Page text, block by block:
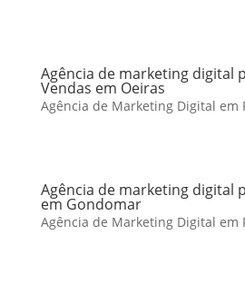
Agência de marketing digital
Vendas em Oeiras
Agência de Marketing Digital em
Agência de marketing digital
em Gondomar
Agência de Marketing Digital em